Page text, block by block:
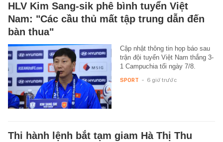
HLV Kim Sang-sik phê bình tuyển Việt
Nam: "Các cầu thủ mất tập trung dẫn đến
bàn thua"
Cập nhật thông tin họp báo sau
trận đội tuyển Việt Nam thắng 3-
1 Campuchia tối ngày 7/8.
SPORT - 6 giờ trước
Thi hành lệnh bắt tạm giam Hà Thị Thu